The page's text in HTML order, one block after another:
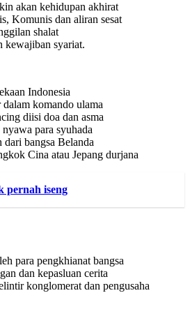
akan kehidupan akhirat
Komunis dan aliran sesat
shalat
kewajiban syariat.
Indonesia
komando ulama
diisi doa dan asma
para syuhada
bangsa Belanda
Cina atau Jepang durjana
pernah iseng
para pengkhianat bangsa
dan kepasluan cerita
konglomerat dan pengusaha